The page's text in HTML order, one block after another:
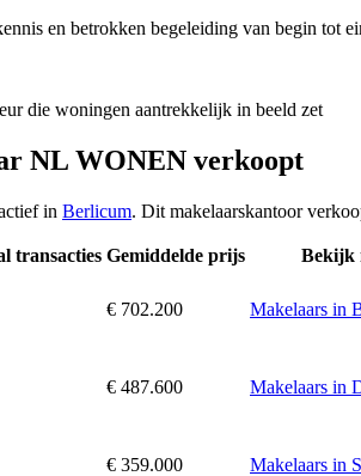
en betrokken begeleiding van begin tot
die woningen aantrekkelijk in beeld zet
NL WONEN verkoopt
in Berlicum. Dit makelaarskantoor
transacties Gemiddelde prijs Bekijk
€ 702.200 Makelaars in
€ 487.600 Makelaars in
€ 359.000 Makelaars in